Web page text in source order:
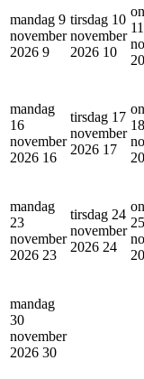
mandag 9
november
2026 9
tirsdag 10
november
2026 10
11
mandag
16
november
2026 16
tirsdag 17
november
2026 17
18
mandag
23
november
2026 23
tirsdag 24
november
2026 24
25
mandag
30
november
2026 30